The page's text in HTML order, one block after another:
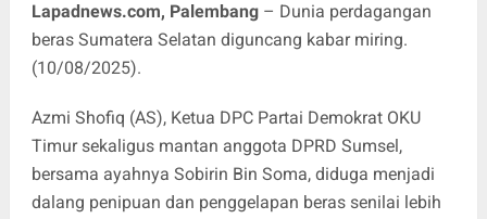
Lapadnews.com, Palembang– Dunia perdagangan
beras Sumatera Selatan diguncang kabar miring.
(10/08/2025).
Azmi Shofiq (AS), Ketua DPC Partai Demokrat OKU
Timur sekaligus mantan anggota DPRD Sumsel,
bersama ayahnya Sobirin Bin Soma, diduga menjadi
dalang penipuan dan penggelapan beras senilai lebih